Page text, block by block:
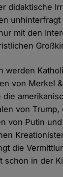
didaktische
mit den
werden
von Merkel
die
von
von Putin
die
schon in der